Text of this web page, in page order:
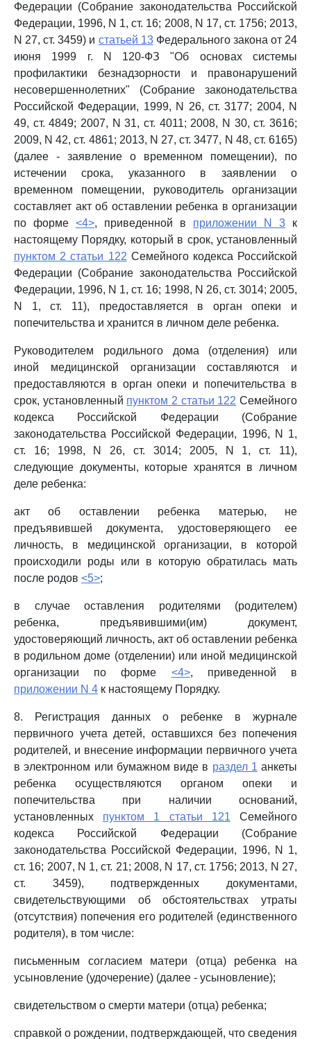
Федерации (Собрание законодательства Российской
Федерации, 1996, N 1, ст. 16; 2008, N 17, ст. 1756; 2013,
N 27, ст. 3459) и статьей 13Федерального закона от 24
июня 1999 г. N 120-ФЗ "Об основах системы
профилактики безнадзорности и правонарушений
несовершеннолетних" (Собрание законодательства
Российской Федерации, 1999, N 26, ст. 3177; 2004, N
49, ст. 4849; 2007, N 31, ст. 4011; 2008, N 30, ст. 3616;
2009, N 42, ст. 4861; 2013, N 27, ст. 3477, N 48, ст. 6165)
(далее - заявление о временном помещении), по
истечении срока, указанного в заявлении о
временном помещении, руководитель организации
составляет акт об оставлении ребенка в организации
по форме <4>, приведенной в приложении N 3 к
настоящему Порядку, который в срок, установленный
пунктом 2 статьи 122 Семейного кодекса Российской
Федерации (Собрание законодательства Российской
Федерации, 1996, N 1, ст. 16; 1998, N 26, ст. 3014; 2005,
N 1, ст. 11), предоставляется в орган опеки и
попечительства и хранится в личном деле ребенка.
Руководителем родильного дома (отделения) или
иной медицинской организации составляются и
предоставляются в орган опеки и попечительства в
срок, установленный пунктом 2 статьи 122 Семейного
кодекса Российской Федерации (Собрание
законодательства Российской Федерации, 1996, N 1,
ст. 16; 1998, N 26, ст. 3014; 2005, N 1, ст. 11),
следующие документы, которые хранятся в личном
деле ребенка:
акт об оставлении ребенка матерью, не
предъявившей документа, удостоверяющего ее
личность, в медицинской организации, в которой
происходили роды или в которую обратилась мать
после родов <5>;
в случае оставления родителями (родителем)
ребенка, предъявившими(им) документ,
удостоверяющий личность, акт об оставлении ребенка
в родильном доме (отделении) или иной медицинской
организации по форме <4>, приведенной в
приложении N 4 к настоящему Порядку.
8. Регистрация данных о ребенке в журнале
первичного учета детей, оставшихся без попечения
родителей, и внесение информации первичного учета
в электронном или бумажном виде в раздел 1 анкеты
ребенка осуществляются органом опеки и
попечительства при наличии оснований,
установленных пунктом 1 статьи 121 Семейного
кодекса Российской Федерации (Собрание
законодательства Российской Федерации, 1996, N 1,
ст. 16; 2007, N 1, ст. 21; 2008, N 17, ст. 1756; 2013, N 27,
ст. 3459), подтвержденных документами,
свидетельствующими об обстоятельствах утраты
(отсутствия) попечения его родителей (единственного
родителя), в том числе:
письменным согласием матери (отца) ребенка на
усыновление (удочерение) (далее - усыновление);
свидетельством о смерти матери (отца) ребенка;
справкой о рождении, подтверждающей, что сведения